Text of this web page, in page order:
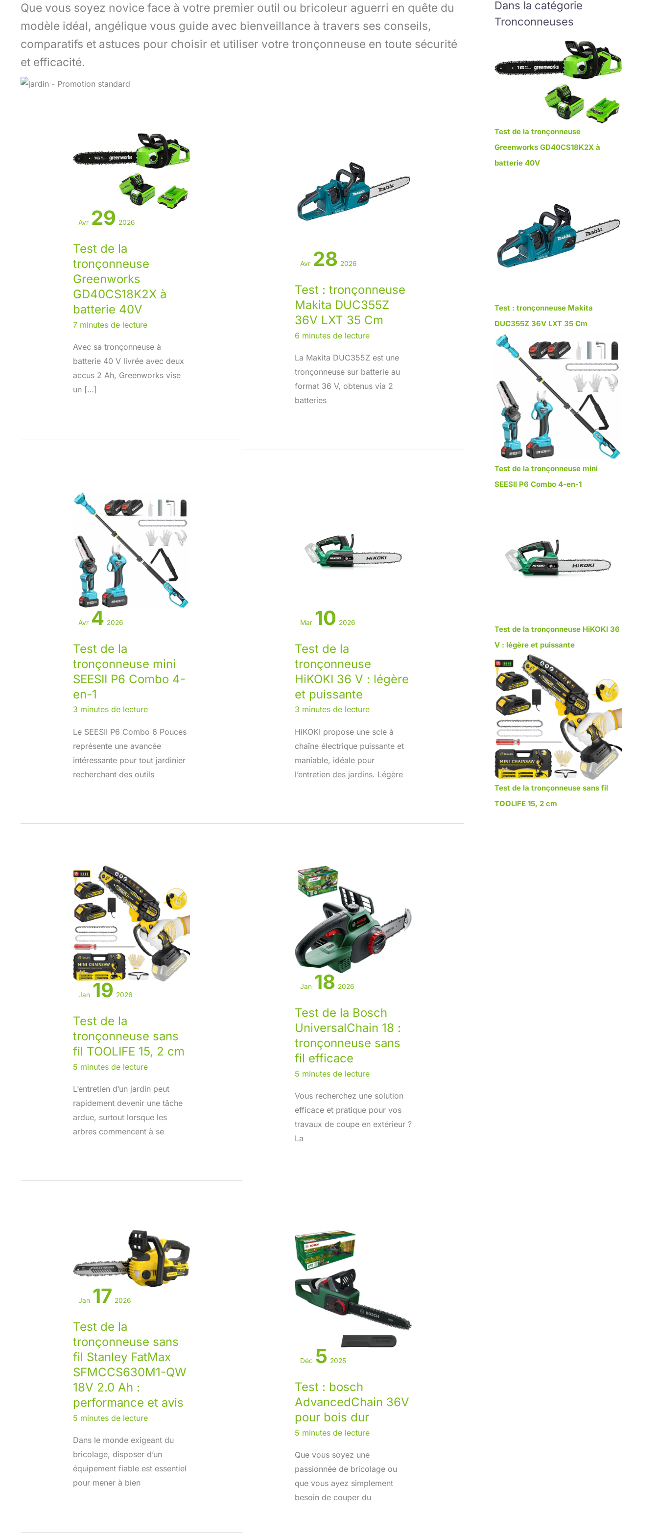
Que vous soyez novice face à votre premier outil ou bricoleur aguerri en quête du
modèle idéal, angélique vous guide avec bienveillance à travers ses conseils,
comparatifs et astuces pour choisir et utiliser votre tronçonneuse en toute sécurité
et efficacité.
Avr 29 2026
Test de la
tronçonneuse
Greenworks
GD40CS18K2X à
batterie 40V
7 minutes de lecture
Avec sa tronçonneuse à
batterie 40 V livrée avec deux
accus 2 Ah, Greenworks vise
un […]
Avr 28 2026
Test : tronçonneuse
Makita DUC355Z
36V LXT 35 Cm
6 minutes de lecture
La Makita DUC355Z est une
tronçonneuse sur batterie au
format 36 V, obtenus via 2
batteries
Avr 4 2026
Test de la
tronçonneuse mini
SEESII P6 Combo 4-
en-1
3 minutes de lecture
Le SEESII P6 Combo 6 Pouces
représente une avancée
intéressante pour tout jardinier
recherchant des outils
Mar 10 2026
Test de la
tronçonneuse
HiKOKI 36 V : légère
et puissante
3 minutes de lecture
HiKOKI propose une scie à
chaîne électrique puissante et
maniable, idéale pour
l’entretien des jardins. Légère
Jan 19 2026
Test de la
tronçonneuse sans
fil TOOLIFE 15, 2 cm
5 minutes de lecture
L’entretien d’un jardin peut
rapidement devenir une tâche
ardue, surtout lorsque les
arbres commencent à se
Jan 18 2026
Test de la Bosch
UniversalChain 18 :
tronçonneuse sans
fil efficace
5 minutes de lecture
Vous recherchez une solution
efficace et pratique pour vos
travaux de coupe en extérieur ?
La
Jan 17 2026
Test de la
tronçonneuse sans
fil Stanley FatMax
SFMCCS630M1-QW
18V 2.0 Ah :
performance et avis
5 minutes de lecture
Dans le monde exigeant du
bricolage, disposer d’un
équipement fiable est essentiel
pour mener à bien
Déc 5 2025
Test : bosch
AdvancedChain 36V
pour bois dur
5 minutes de lecture
Que vous soyez une
passionnée de bricolage ou
que vous ayez simplement
besoin de couper du
Dans la catégorie
Tronconneuses
Test de la tronçonneuse
Greenworks GD40CS18K2X à
batterie 40V
Test : tronçonneuse Makita
DUC355Z 36V LXT 35 Cm
Test de la tronçonneuse mini
SEESII P6 Combo 4-en-1
Test de la tronçonneuse HiKOKI 36
V : légère et puissante
Test de la tronçonneuse sans fil
TOOLIFE 15, 2 cm